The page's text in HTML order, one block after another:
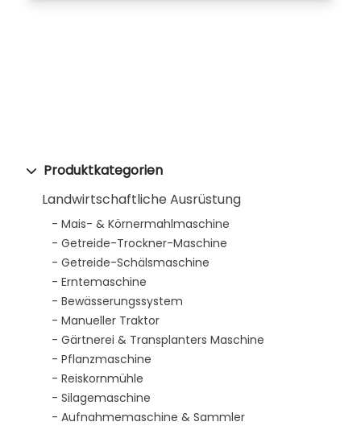
Produktkategorien
Landwirtschaftliche Ausrüstung
Mais- & Körnermahlmaschine
Getreide-Trockner-Maschine
Getreide-Schälsmaschine
Erntemaschine
Bewässerungssystem
Manueller Traktor
Gärtnerei & Transplanters Maschine
Pflanzmaschine
Reiskornmühle
Silagemaschine
Aufnahmemaschine & Sammler